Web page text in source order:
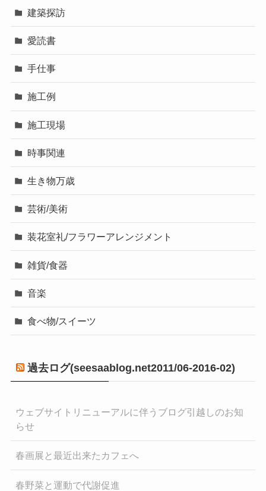
建築探訪
愛読書
手仕事
施工例
施工現場
時事関連
生き物万歳
芸術/美術
装花室礼/フラワーアレンジメント
雑貨/食器
音楽
食べ物/スイーツ
過去ログ(seesaablog.net2011/06-2016-02)
ウェブサイトリニューアルに伴うブログ引越しのお知
らせ
春画展と最近出来たカフェへ
春野菜と運動で代謝促進